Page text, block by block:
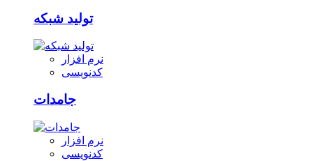
تولید شبکه
نرم افزار
کدنویسی
جامدات
نرم افزار
کدنویسی